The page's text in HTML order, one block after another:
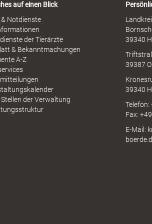
auf einen Blick
Notdienste
der Tierärzte
& Bekanntmachungen
A-Z
der Verwaltung
39340
39387
39340
Telefon:
Fax:
E-Mail: